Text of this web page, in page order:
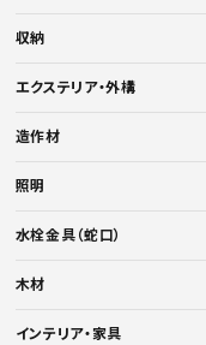
収納
エクステリア・外構
造作材
照明
水栓金具（蛇口）
木材
インテリア・家具